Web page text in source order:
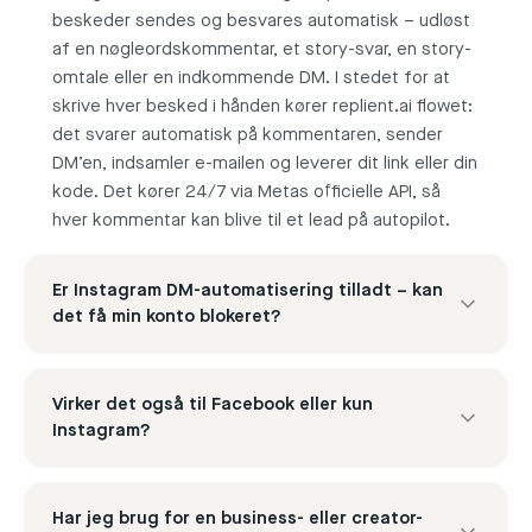
beskeder sendes og besvares automatisk – udløst
af en nøgleordskommentar, et story-svar, en story-
omtale eller en indkommende DM. I stedet for at
skrive hver besked i hånden kører replient.ai flowet:
det svarer automatisk på kommentaren, sender
DM’en, indsamler e-mailen og leverer dit link eller din
kode. Det kører 24/7 via Metas officielle API, så
hver kommentar kan blive til et lead på autopilot.
Er Instagram DM-automatisering tilladt – kan
det få min konto blokeret?
replient.ai kører kun på Metas officielle API’er
(Instagram Graph API & Facebook Messenger
politikker – for eksempel 24-timers beskedvinduet
Virker det også til Facebook eller kun
Instagram?
DM’er og Facebook Messenger. Nogle få trin (del et
Har jeg brug for en business- eller creator-